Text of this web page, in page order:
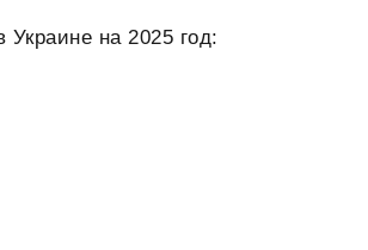
на 2025 год: